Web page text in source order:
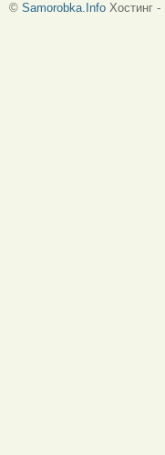
© Samorobka.Info Хостинг -